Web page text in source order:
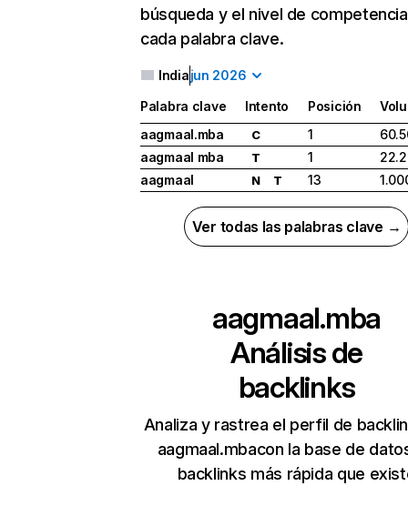
búsqueda y el nivel de
cada palabra clave.
Indiajun 2026
Palabra clave Intento Posición
aagmaal.mba
C 1
aagmaal mba
T 1
aagmaal
N T 13
Ver todas las palabras clave →
aagmaal.mba
Análisis de
backlinks
Analiza y rastrea el perfil de
aagmaal.mbacon la base de
backlinks más rápida que